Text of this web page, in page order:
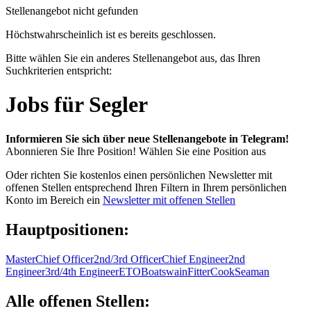
Stellenangebot nicht gefunden
Höchstwahrscheinlich ist es bereits geschlossen.
Bitte wählen Sie ein anderes Stellenangebot aus, das Ihren
Suchkriterien entspricht:
Jobs für Segler
Informieren Sie sich über neue Stellenangebote in Telegram!
Abonnieren Sie Ihre Position! Wählen Sie eine Position aus
Oder richten Sie kostenlos einen persönlichen Newsletter mit
offenen Stellen entsprechend Ihren Filtern in Ihrem persönlichen
Konto im Bereich ein Newsletter mit offenen Stellen
Hauptpositionen:
MasterChief Officer2nd/3rd OfficerChief Engineer2nd
Engineer3rd/4th EngineerETOBoatswainFitterCookSeaman
Alle offenen Stellen: